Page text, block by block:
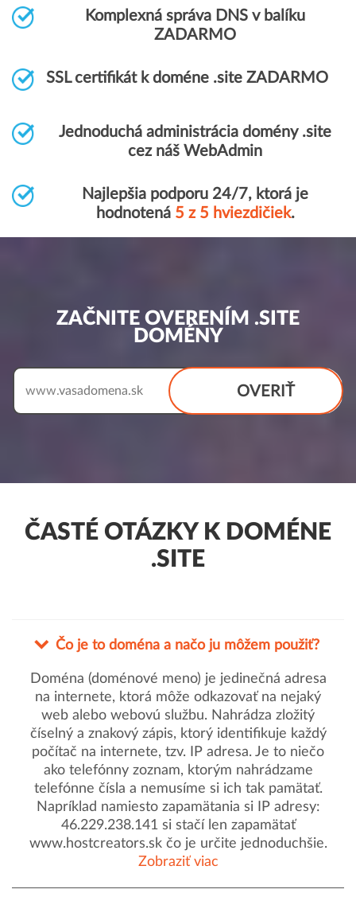
Komplexná správa DNS v balíku
ZADARMO
SSL certifikát k doméne .site ZADARMO
Jednoduchá administrácia domény .site
cez náš WebAdmin
Najlepšia podporu 24/7, ktorá je
hodnotená 5 z 5 hviezdičiek.
ZAČNITE OVERENÍM .SITE
DOMÉNY
OVERIŤ
www.
ČASTÉ OTÁZKY K DOMÉNE
.SITE
Čo je to doména a načo ju môžem použiť?
Doména (doménové meno) je jedinečná adresa
na internete, ktorá môže odkazovať na nejaký
web alebo webovú službu. Nahrádza zložitý
číselný a znakový zápis, ktorý identifikuje každý
počítač na internete, tzv. IP adresa. Je to niečo
ako telefónny zoznam, ktorým nahrádzame
telefónne čísla a nemusíme si ich tak pamätať.
Napríklad namiesto zapamätania si IP adresy:
46.229.238.141 si stačí len zapamätať
www.hostcreators.sk čo je určite jednoduchšie.
Zobraziť viac